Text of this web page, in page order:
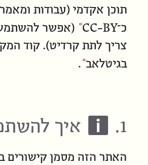
תוכן אקדמי (עבודות
כ־CC-BY
(אפשר
צריך לתת קרדיט). קוד
בגיטלאב .
1.
ℹ איך
האתר הזה מסמן קישורים